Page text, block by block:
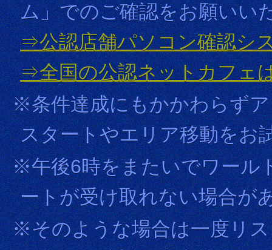
ム」でのご確認をお願いい
⇒公認店舗パソコン確認シ
⇒全国の公認ネットカフェ
※条件達成にもかかわらず
スタートやエリア移動をお
※午後6時をまたいでワール
ートが受け取れない場合が
※そのような場合は一度リ